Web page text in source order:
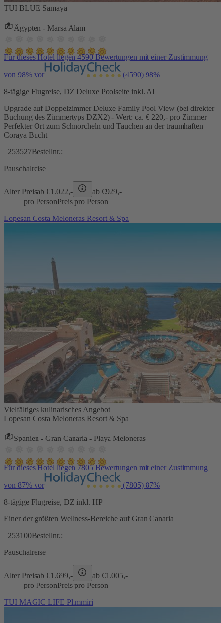
TUI BLUE Samaya
Ägypten - Marsa Alam
Für dieses Hotel liegen 4590 Bewertungen mit einer Zustimmung
von 98% vor (4590) 98%
8-tägige Flugreise, DZ Deluxe Poolseite inkl. AI
Upgrade auf Doppelzimmer Deluxe Family Pool View (bei direkter
Buchung des Zimmertyps DZX2) - Wert: ca. € 220,- pro Zimmer
Perfekter Ort zum Schnorcheln und Tauchen an der traumhaften
Coraya Bucht
253527Bestellnr.:
Pauschalreise
Alter Preisab €1.022,- ab €929,-
pro PersonPreis pro Person
Lopesan Costa Meloneras Resort & Spa
Vielfältiges kulinarisches Angebot
Lopesan Costa Meloneras Resort & Spa
Spanien - Gran Canaria - Playa Meloneras
Für dieses Hotel liegen 7805 Bewertungen mit einer Zustimmung
von 87% vor (7805) 87%
8-tägige Flugreise, DZ inkl. HP
Einer der größten Wellness-Bereiche auf Gran Canaria
253100Bestellnr.:
Pauschalreise
Alter Preisab €1.699,- ab €1.005,-
pro PersonPreis pro Person
TUI MAGIC LIFE Plimmiri